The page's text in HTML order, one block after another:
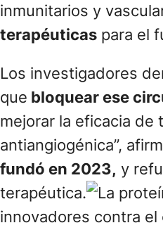
inmunitarios y
terapéuticas para el
Los investigadores
que bloquear ese
mejorar la eficacia
antiangiogénica”,
fundó en 2023, y
terapéutica.
innovadores contra